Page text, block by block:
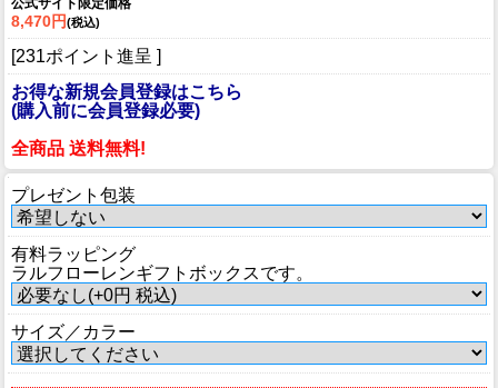
公式サイト限定価格
8,470円(税込)
[231ポイント進呈 ]
お得な新規会員登録はこちら
(購入前に会員登録必要)
全商品 送料無料!
プレゼント包装
有料ラッピング
ラルフローレンギフトボックスです。
サイズ／カラー